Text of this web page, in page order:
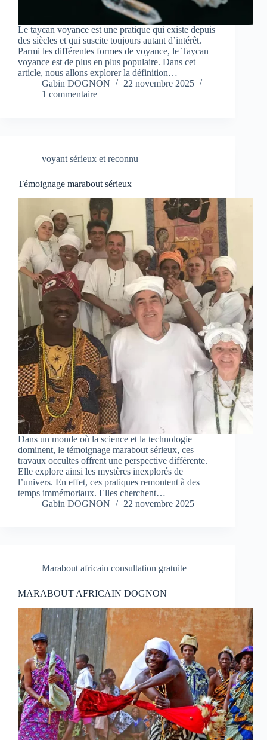
Le taycan voyance est une pratique qui existe depuis
des siècles et qui suscite toujours autant d’intérêt.
Parmi les différentes formes de voyance, le Taycan
voyance est de plus en plus populaire. Dans cet
article, nous allons explorer la définition…
Gabin DOGNON
22 novembre 2025
1 commentaire
voyant sérieux et reconnu
Témoignage marabout sérieux
Dans un monde où la science et la technologie
dominent, le témoignage marabout sérieux, ces
travaux occultes offrent une perspective différente.
Elle explore ainsi les mystères inexplorés de
l’univers. En effet, ces pratiques remontent à des
temps immémoriaux. Elles cherchent…
Gabin DOGNON
22 novembre 2025
Marabout africain consultation gratuite
MARABOUT AFRICAIN DOGNON